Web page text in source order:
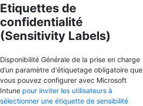
Etiquettes de
confidentialité
(Sensitivity Labels)
Disponibilité Générale de la prise en charge
d’un paramètre d'étiquetage obligatoire que
vous pouvez configurer avec Microsoft
Intune pour inviter les utilisateurs à
sélectionner une étiquette de sensibilité